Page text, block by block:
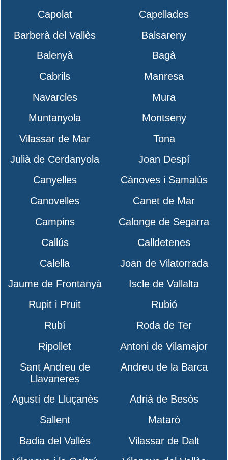
Capolat
Capellades
Barberà del Vallès
Balsareny
Balenyà
Bagà
Cabrils
Manresa
Navarcles
Mura
Muntanyola
Montseny
Vilassar de Mar
Tona
Julià de Cerdanyola
Joan Despí
Canyelles
Cànoves i Samalús
Canovelles
Canet de Mar
Campins
Calonge de Segarra
Callús
Calldetenes
Calella
Joan de Vilatorrada
Jaume de Frontanyà
Iscle de Vallalta
Rupit i Pruit
Rubió
Rubí
Roda de Ter
Ripollet
Antoni de Vilamajor
Sant Andreu de
Llavaneres
Andreu de la Barca
Agustí de Lluçanès
Adrià de Besòs
Sallent
Mataró
Badia del Vallès
Vilassar de Dalt